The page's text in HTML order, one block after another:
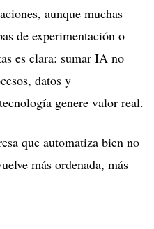
aunque muchas
de experimentación o
es clara: sumar IA no
datos y
genere valor real.
que automatiza bien no
más ordenada, más